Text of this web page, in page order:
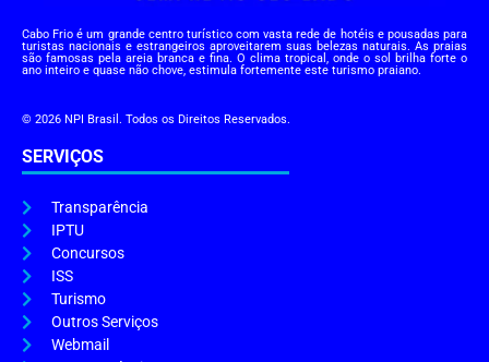
Cabo Frio é um grande centro turístico com vasta rede de hotéis e pousadas para
turistas nacionais e estrangeiros aproveitarem suas belezas naturais. As praias
são famosas pela areia branca e fina. O clima tropical, onde o sol brilha forte o
ano inteiro e quase não chove, estimula fortemente este turismo praiano.
© 2026 NPI Brasil. Todos os Direitos Reservados.
SERVIÇOS
Transparência
IPTU
Concursos
ISS
Turismo
Outros Serviços
Webmail